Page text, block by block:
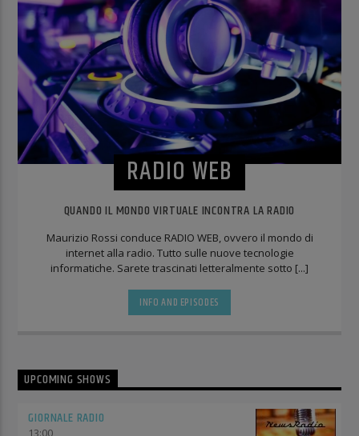
RADIO WEB
QUANDO IL MONDO VIRTUALE INCONTRA LA RADIO
Maurizio Rossi conduce RADIO WEB, ovvero il mondo di
internet alla radio. Tutto sulle nuove tecnologie
informatiche. Sarete trascinati letteralmente sotto [...]
INFO AND EPISODES
UPCOMING SHOWS
GIORNALE RADIO
13:00